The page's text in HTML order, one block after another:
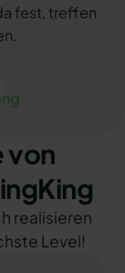
fest, treffen
von
realisieren
Level!